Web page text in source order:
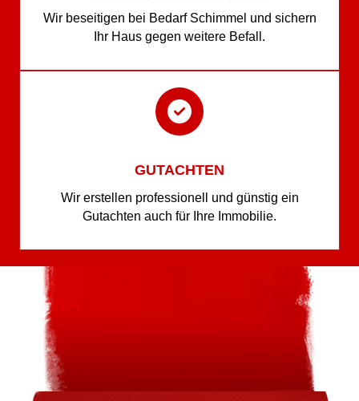
Wir beseitigen bei Bedarf Schimmel und sichern
Ihr Haus gegen weitere Befall.
GUTACHTEN
Wir erstellen professionell und günstig ein
Gutachten auch für Ihre Immobilie.